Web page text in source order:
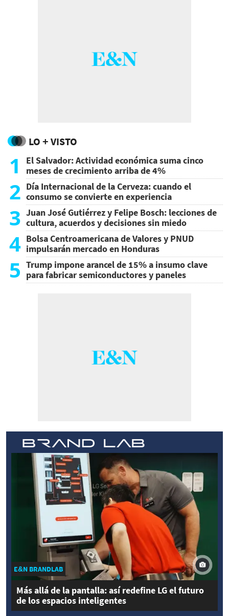
LO + VISTO
1
El Salvador: Actividad económica suma cinco
meses de crecimiento arriba de 4%
2 Día Internacional de la Cerveza: cuando el
consumo se convierte en experiencia
3 Juan José Gutiérrez y Felipe Bosch: lecciones de
cultura, acuerdos y decisiones sin miedo
4 Bolsa Centroamericana de Valores y PNUD
impulsarán mercado en Honduras
5 Trump impone arancel de 15% a insumo clave
para fabricar semiconductores y paneles
E&N BRANDLAB
Más allá de la pantalla: así redefine LG el futuro
de los espacios inteligentes